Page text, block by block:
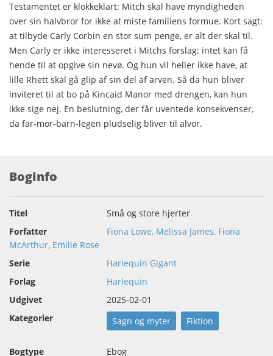
Testamentet er klokkeklart: Mitch skal have myndigheden
over sin halvbror for ikke at miste familiens formue. Kort sagt:
at tilbyde Carly Corbin en stor sum penge, er alt der skal til.
Men Carly er ikke interesseret i Mitchs forslag; intet kan få
hende til at opgive sin nevø. Og hun vil heller ikke have, at
lille Rhett skal gå glip af sin del af arven. Så da hun bliver
inviteret til at bo på Kincaid Manor med drengen, kan hun
ikke sige nej. En beslutning, der får uventede konsekvenser,
da far-mor-barn-legen pludselig bliver til alvor.
Boginfo
Titel
Små og store hjerter
Forfatter
Fiona Lowe, Melissa James, Fiona
McArthur, Emilie Rose
Serie
Harlequin Gigant
Forlag
Harlequin
Udgivet
2025-02-01
Kategorier
Sagn og myter Fiktion
Bogtype
Ebog